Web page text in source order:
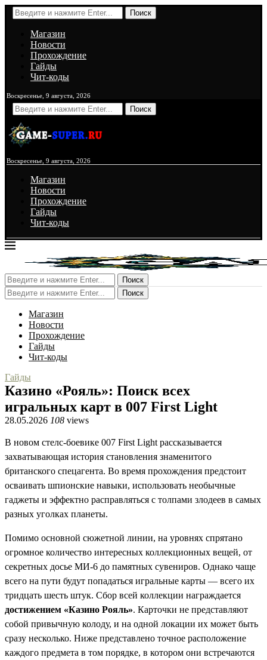
Поиск
Магазин
Новости
Прохождение
Гайды
Чит-коды
Воскресенье, 9 августа, 2026
Поиск
Воскресенье, 9 августа, 2026
Магазин
Новости
Прохождение
Гайды
Чит-коды
Поиск
Поиск
Магазин
Новости
Прохождение
Гайды
Чит-коды
Гайды
Казино «Рояль»: Поиск всех
игральных карт в 007 First Light
28.05.2026 108 views
В новом стелс-боевике 007 First Light рассказывается
захватывающая история становления знаменитого
британского спецагента. Во время прохождения предстоит
осваивать шпионские навыки, использовать необычные
гаджеты и эффектно расправляться с толпами злодеев в самых
разных уголках планеты.
Помимо основной сюжетной линии, на уровнях спрятано
огромное количество интересных коллекционных вещей, от
секретных досье МИ-6 до памятных сувениров. Однако чаще
всего на пути будут попадаться игральные карты — всего их
тридцать шесть штук. Сбор всей коллекции награждается
достижением «Казино Рояль». Карточки не представляют
собой привычную колоду, и на одной локации их может быть
сразу несколько. Ниже представлено точное расположение
каждого предмета в том порядке, в котором они встречаются